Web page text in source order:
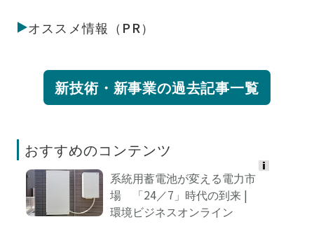
オススメ情報（PR）
新技術・新事業の過去記事一覧
おすすめのコンテンツ
系統用蓄電池が変える電力市
場 「24／7」時代の到来 |
環境ビジネスオンライン